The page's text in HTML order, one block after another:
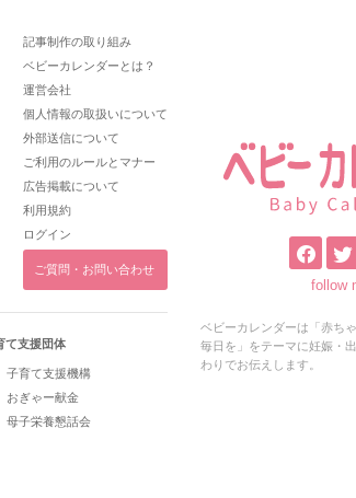
記事制作の取り組み
ベビーカレンダーとは？
運営会社
個人情報の取扱いについて
外部送信について
ご利用のルールとマナー
広告掲載について
利用規約
ログイン
ご質問・お問い合わせ
て支援団体
子育て支援機構
おぎゃー献金
母子栄養懇話会
follow
ベビーカレンダーは「赤ち
毎日を」をテーマに妊娠・
わりでお伝えします。